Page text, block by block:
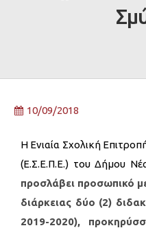
10/09/2018
Η Ενιαία Σχολική
(Ε.Σ.Ε.Π.Ε.) του Δήμου
προσλάβει προσωπικό
διάρκειας δύο (2)
2019-2020),